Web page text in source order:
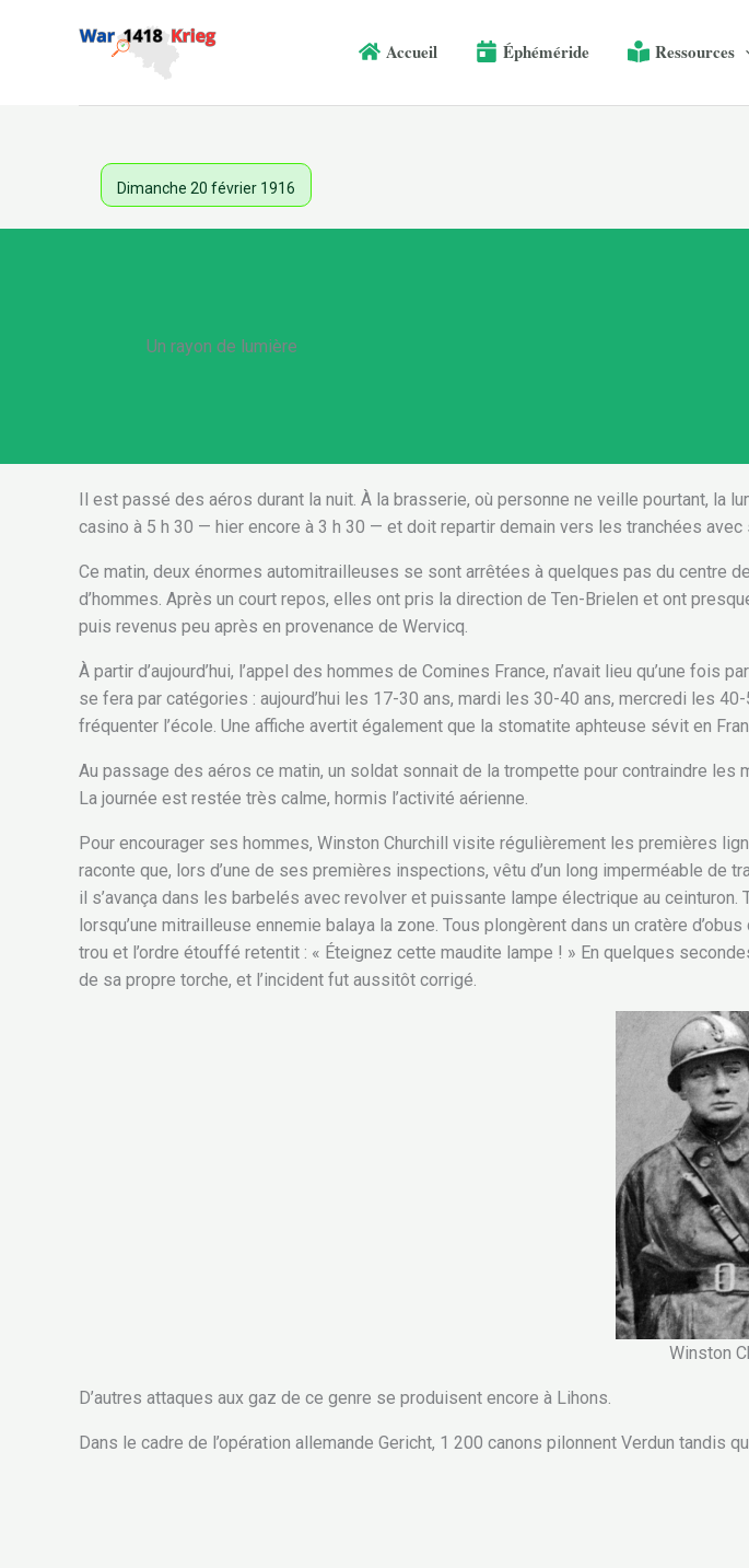
Accueil Éphéméride Ressources
Dimanche 20 février 1916
Un rayon de lumière
Il est passé des aéros durant la nuit. À la brasserie, où personne ne veille pourtant, la
casino à 5 h 30 — hier encore à 3 h 30 — et doit repartir demain vers les tranchées avec
Ce matin, deux énormes automitrailleuses se sont arrêtées à quelques pas du centre
d’hommes. Après un court repos, elles ont pris la direction de Ten-Brielen et ont
puis revenus peu après en provenance de Wervicq.
À partir d’aujourd’hui, l’appel des hommes de Comines France, n’avait lieu qu’une fois
se fera par catégories : aujourd’hui les 17-30 ans, mardi les 30-40 ans, mercredi les
fréquenter l’école. Une affiche avertit également que la stomatite aphteuse sévit en
Au passage des aéros ce matin, un soldat sonnait de la trompette pour contraindre
La journée est restée très calme, hormis l’activité aérienne.
Pour encourager ses hommes, Winston Churchill visite régulièrement les premières
raconte que, lors d’une de ses premières inspections, vêtu d’un long imperméable de
il s’avança dans les barbelés avec revolver et puissante lampe électrique au
lorsqu’une mitrailleuse ennemie balaya la zone. Tous plongèrent dans un cratère
trou et l’ordre étouffé retentit : « Éteignez cette maudite lampe ! » En quelques
de sa propre torche, et l’incident fut aussitôt corrigé.
Winston
D’autres attaques aux gaz de ce genre se produisent encore à Lihons.
Dans le cadre de l’opération allemande Gericht, 1 200 canons pilonnent Verdun tandis